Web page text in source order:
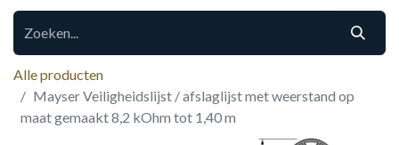
Alle producten
Mayser Veiligheidslijst / afslaglijst met weerstand op
maat gemaakt 8,2 kOhm tot 1,40 m